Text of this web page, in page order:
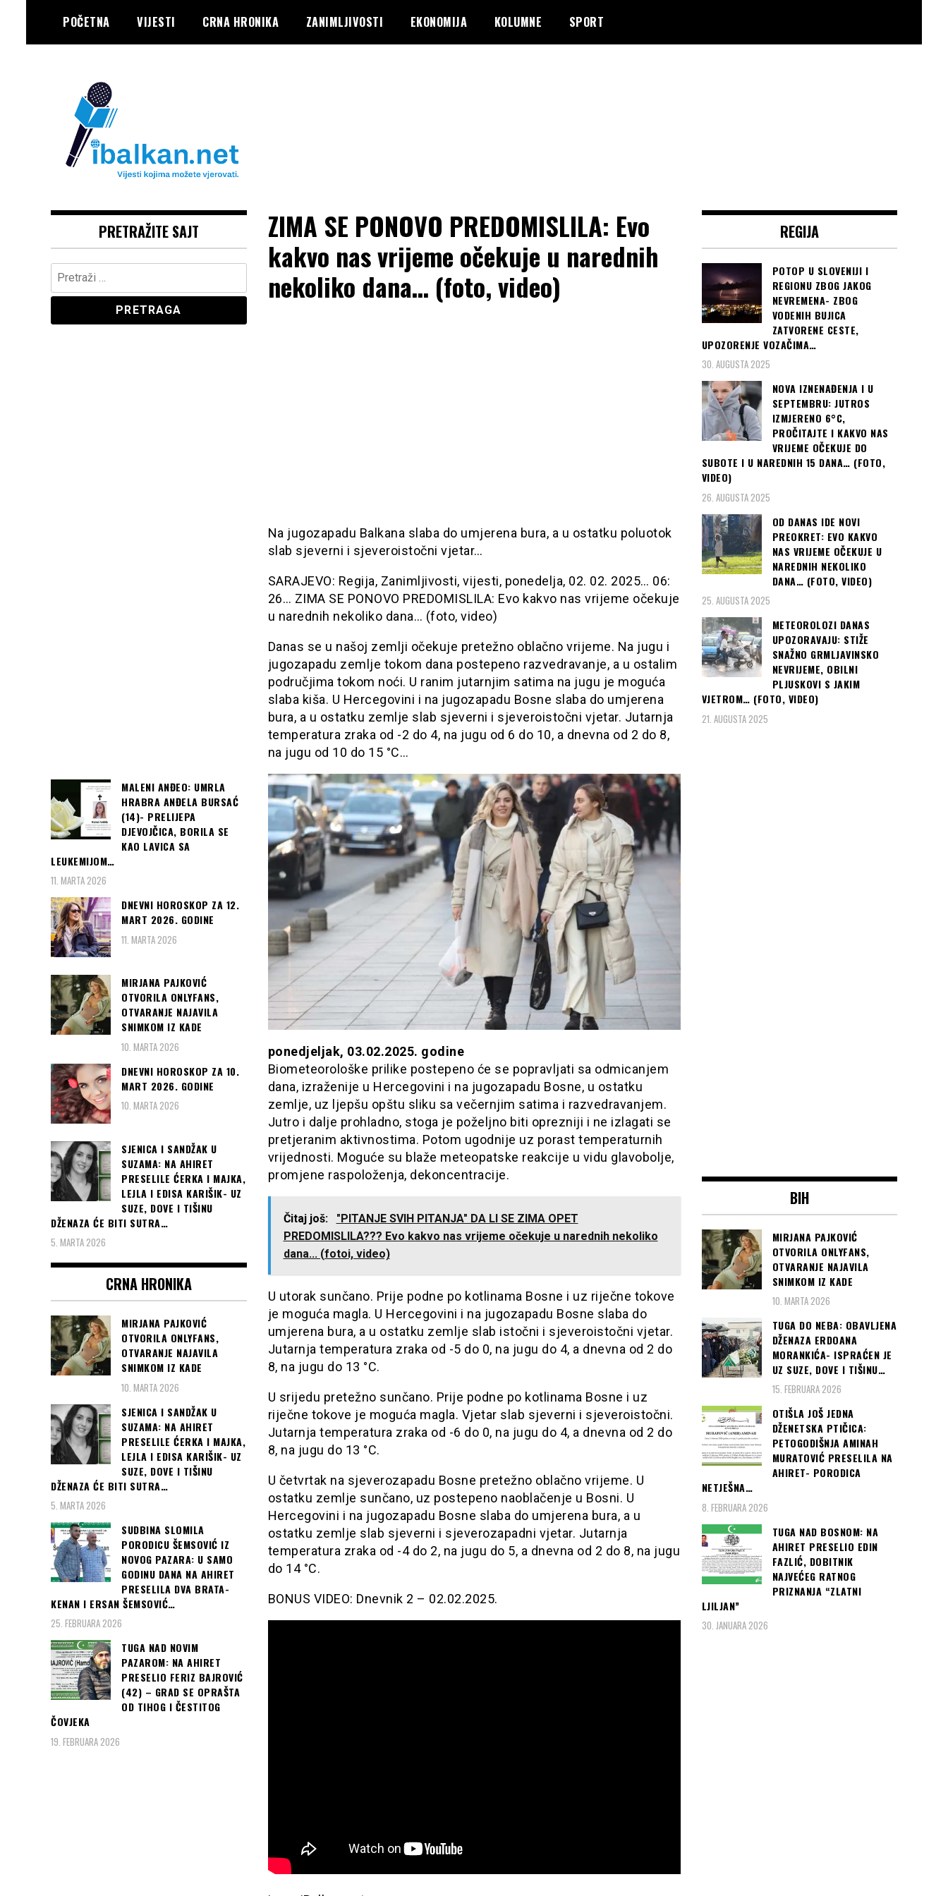
content
POČETNA VIJESTI CRNA HRONIKA ZANIMLJIVOSTI EKONOMIJA KOLUMNE SPORT
IBALKAN
ZIMA SE PONOVO PREDOMISLILA: Evo
kakvo nas vrijeme očekuje u narednih
nekoliko dana… (foto, video)
Na jugozapadu Balkana slaba do umjerena bura, a u ostatku poluotok
slab sjeverni i sjeveroistočni vjetar…
SARAJEVO: Regija, Zanimljivosti, vijesti, ponedelja, 02. 02. 2025… 06:
26… ZIMA SE PONOVO PREDOMISLILA: Evo kakvo nas vrijeme očekuje
u narednih nekoliko dana… (foto, video)
Danas se u našoj zemlji očekuje pretežno oblačno vrijeme. Na jugu i
jugozapadu zemlje tokom dana postepeno razvedravanje, a u ostalim
područjima tokom noći. U ranim jutarnjim satima na jugu je moguća
slaba kiša. U Hercegovini i na jugozapadu Bosne slaba do umjerena
bura, a u ostatku zemlje slab sjeverni i sjeveroistočni vjetar. Jutarnja
temperatura zraka od -2 do 4, na jugu od 6 do 10, a dnevna od 2 do 8,
na jugu od 10 do 15 °C…
ponedjeljak, 03.02.2025. godine
Biometeorološke prilike postepeno će se popravljati sa odmicanjem
dana, izraženije u Hercegovini i na jugozapadu Bosne, u ostatku
zemlje, uz ljepšu opštu sliku sa večernjim satima i razvedravanjem.
Jutro i dalje prohladno, stoga je poželjno biti oprezniji i ne izlagati se
pretjeranim aktivnostima. Potom ugodnije uz porast temperaturnih
vrijednosti. Moguće su blaže meteopatske reakcije u vidu glavobolje,
promjene raspoloženja, dekoncentracije.
Čitaj još:
"PITANJE SVIH PITANJA" DA LI SE ZIMA OPET
PREDOMISLILA??? Evo kakvo nas vrijeme očekuje u narednih nekoliko
dana... (fotoi, video)
U utorak sunčano. Prije podne po kotlinama Bosne i uz riječne tokove
je moguća magla. U Hercegovini i na jugozapadu Bosne slaba do
umjerena bura, a u ostatku zemlje slab istočni i sjeveroistočni vjetar.
Jutarnja temperatura zraka od -5 do 0, na jugu do 4, a dnevna od 2 do
8, na jugu do 13 °C.
U srijedu pretežno sunčano. Prije podne po kotlinama Bosne i uz
riječne tokove je moguća magla. Vjetar slab sjeverni i sjeveroistočni.
Jutarnja temperatura zraka od -6 do 0, na jugu do 4, a dnevna od 2 do
8, na jugu do 13 °C.
U četvrtak na sjeverozapadu Bosne pretežno oblačno vrijeme. U
ostatku zemlje sunčano, uz postepeno naoblačenje u Bosni. U
Hercegovini i na jugozapadu Bosne slaba do umjerena bura, a u
ostatku zemlje slab sjeverni i sjeverozapadni vjetar. Jutarnja
temperatura zraka od -4 do 2, na jugu do 5, a dnevna od 2 do 8, na jugu
do 14 °C.
BONUS VIDEO: Dnevnik 2 – 02.02.2025.
PRETRAŽITE SAJT
Pretraga:
MALENI ANĐEO: UMRLA
HRABRA ANĐELA BURSAĆ
(14)- PRELIJEPA
DJEVOJČICA, BORILA SE
KAO LAVICA SA
LEUKEMIJOM…
11. MARTA 2026
DNEVNI HOROSKOP ZA 12.
MART 2026. GODINE
11. MARTA 2026
MIRJANA PAJKOVIĆ
OTVORILA ONLYFANS,
OTVARANJE NAJAVILA
SNIMKOM IZ KADE
10. MARTA 2026
DNEVNI HOROSKOP ZA 10.
MART 2026. GODINE
10. MARTA 2026
SJENICA I SANDŽAK U
SUZAMA: NA AHIRET
PRESELILE ĆERKA I MAJKA,
LEJLA I EDISA KARIŠIK- UZ
SUZE, DOVE I TIŠINU
DŽENAZA ĆE BITI SUTRA…
5. MARTA 2026
CRNA HRONIKA
MIRJANA PAJKOVIĆ
OTVORILA ONLYFANS,
OTVARANJE NAJAVILA
SNIMKOM IZ KADE
10. MARTA 2026
SJENICA I SANDŽAK U
SUZAMA: NA AHIRET
PRESELILE ĆERKA I MAJKA,
LEJLA I EDISA KARIŠIK- UZ
SUZE, DOVE I TIŠINU
DŽENAZA ĆE BITI SUTRA…
5. MARTA 2026
SUDBINA SLOMILA
PORODICU ŠEMSOVIĆ IZ
NOVOG PAZARA: U SAMO
GODINU DANA NA AHIRET
PRESELILA DVA BRATA-
KENAN I ERSAN ŠEMSOVIĆ…
25. FEBRUARA 2026
TUGA NAD NOVIM
PAZAROM: NA AHIRET
PRESELIO FERIZ BAJROVIĆ
(42) – GRAD SE OPRAŠTA
OD TIHOG I ČESTITOG
ČOVJEKA
19. FEBRUARA 2026
REGIJA
POTOP U SLOVENIJI I
REGIONU ZBOG JAKOG
NEVREMENA- ZBOG
VODENIH BUJICA
ZATVORENE CESTE,
UPOZORENJE VOZAČIMA…
30. AUGUSTA 2025
NOVA IZNENAĐENJA I U
SEPTEMBRU: JUTROS
IZMJERENO 6°C,
PROČITAJTE I KAKVO NAS
VRIJEME OČEKUJE DO
SUBOTE I U NAREDNIH 15 DANA… (FOTO,
VIDEO)
26. AUGUSTA 2025
OD DANAS IDE NOVI
PREOKRET: EVO KAKVO
NAS VRIJEME OČEKUJE U
NAREDNIH NEKOLIKO
DANA… (FOTO, VIDEO)
25. AUGUSTA 2025
METEOROLOZI DANAS
UPOZORAVAJU: STIŽE
SNAŽNO GRMLJAVINSKO
NEVRIJEME, OBILNI
PLJUSKOVI S JAKIM
VJETROM… (FOTO, VIDEO)
21. AUGUSTA 2025
BIH
MIRJANA PAJKOVIĆ
OTVORILA ONLYFANS,
OTVARANJE NAJAVILA
SNIMKOM IZ KADE
10. MARTA 2026
TUGA DO NEBA: OBAVLJENA
DŽENAZA ERDOANA
MORANKIĆA- ISPRAĆEN JE
UZ SUZE, DOVE I TIŠINU…
15. FEBRUARA 2026
OTIŠLA JOŠ JEDNA
DŽENETSKA PTIČICA:
PETOGODIŠNJA AMINAH
MURATOVIĆ PRESELILA NA
AHIRET- PORODICA
NETJEŠNA…
8. FEBRUARA 2026
TUGA NAD BOSNOM: NA
AHIRET PRESELIO EDIN
FAZLIĆ, DOBITNIK
NAJVEĆEG RATNOG
PRIZNANJA “ZLATNI
LJILJAN”
30. JANUARA 2026